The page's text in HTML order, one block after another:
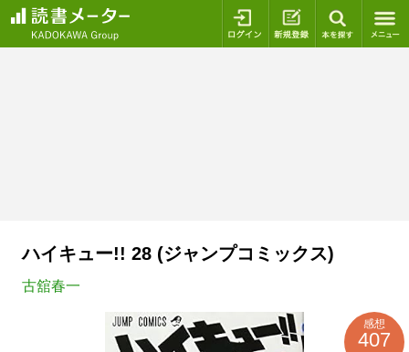
ログイン 新規登録
ハイキュー!! 28 (ジャンプコミックス)
古舘春一
感想
407